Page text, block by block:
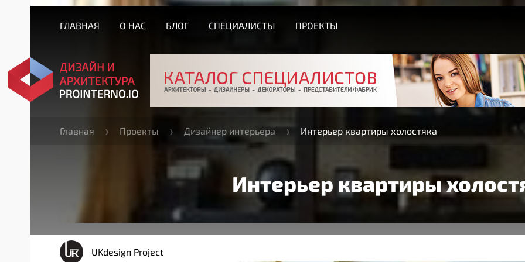
ГЛАВНАЯ О НАС БЛОГ СПЕЦИАЛИСТЫ ПРОЕКТЫ
Главная Проекты Дизайнер интерьера Интерьер квартиры холостяка
Интерьер квартиры
UKdesign Project